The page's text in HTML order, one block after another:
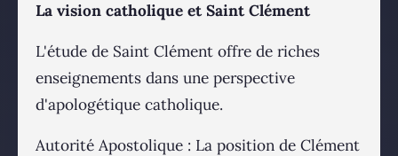
La vision catholique et Saint Clément
L'étude de Saint Clément offre de riches
enseignements dans une perspective
d'apologétique catholique.
Autorité Apostolique : La position de Clément